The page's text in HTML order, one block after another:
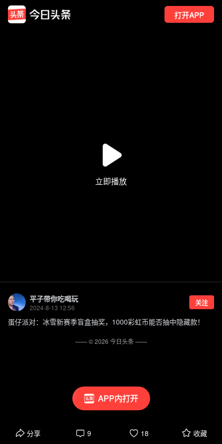
打开APP
APP内打开
平子带你吃喝玩
2024-8-13 12:56
关注
蛋仔派对：冰雪新赛季盲盒抽奖，1000彩虹币能否抽中隐藏款！
分享 9 18 收藏
—— ©2026 今日头条——